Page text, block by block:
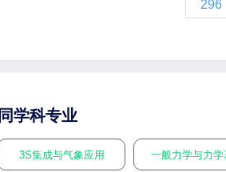
296
同学科专业
3S集成与气象应用 一般力学与力学